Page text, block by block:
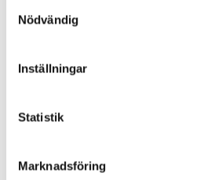
Nödvändig
Inställningar
Statistik
Marknadsföring
raddningstjansten@bromolla.se
Räddningschef
0456-82 20 67
Anders Nordstedt
anders.nordstedt@bromolla.se